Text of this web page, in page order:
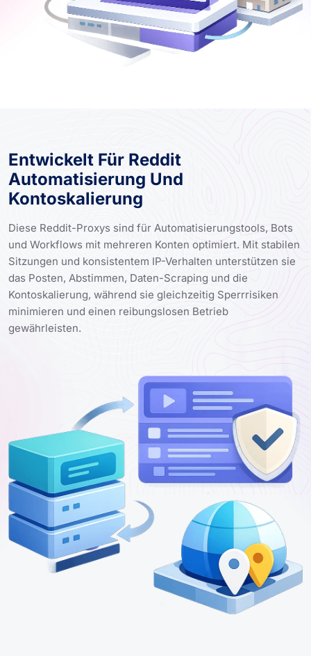
Entwickelt Für Reddit
Automatisierung Und
Kontoskalierung
Diese Reddit-Proxys sind für Automatisierungstools, Bots
und Workflows mit mehreren Konten optimiert. Mit stabilen
Sitzungen und konsistentem IP-Verhalten unterstützen sie
das Posten, Abstimmen, Daten-Scraping und die
Kontoskalierung, während sie gleichzeitig Sperrrisiken
minimieren und einen reibungslosen Betrieb
gewährleisten.